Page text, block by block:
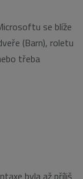
se blíže
(Barn), roletu
třeba
byla až příliš